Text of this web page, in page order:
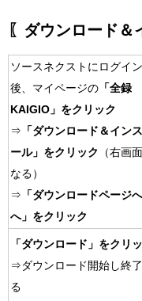
〖ダウンロード＆
ソースネクストにログイン
後、マイページの 「全録
KAIGIO」をクリック
⇒ 「ダウンロード＆イン
ール」をクリック
（右画
なる）
⇒ 「ダウンロードページへ
へ」をクリック
「ダウンロード」をクリ
⇒ダウンロード開始し終
る